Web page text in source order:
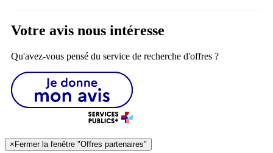
Votre avis nous intéresse
Qu'avez-vous pensé du service de recherche d'offres ?
× Fermer la fenêtre "Offres partenaires"